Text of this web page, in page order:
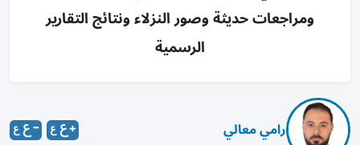
ومراجعات حديثة وصور النزلاء ونتائج التقارير
الرسمية
رامي معالي